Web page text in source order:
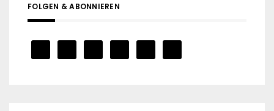
FOLGEN & ABONNIEREN